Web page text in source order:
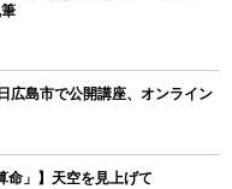
島市で公開講座、オンライン
命」】天空を見上げて